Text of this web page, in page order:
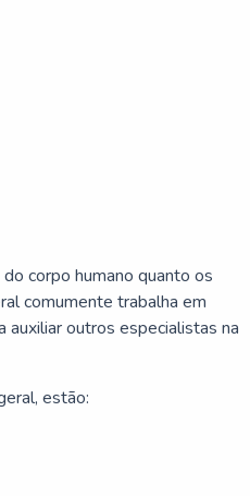
corpo humano quanto os
comumente trabalha em
auxiliar outros especialistas na
estão: